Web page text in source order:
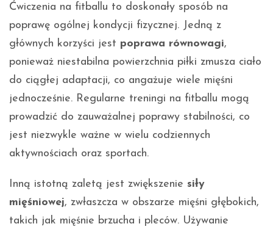
Ćwiczenia na fitballu to doskonały sposób na
poprawę ogólnej kondycji fizycznej. Jedną z
głównych korzyści jest poprawa równowagi,
ponieważ niestabilna powierzchnia piłki zmusza ciało
do ciągłej adaptacji, co angażuje wiele mięśni
jednocześnie. Regularne treningi na fitballu mogą
prowadzić do zauważalnej poprawy stabilności, co
jest niezwykle ważne w wielu codziennych
aktywnościach oraz sportach.
Inną istotną zaletą jest zwiększenie siły
mięśniowej, zwłaszcza w obszarze mięśni głębokich,
takich jak mięśnie brzucha i pleców. Używanie